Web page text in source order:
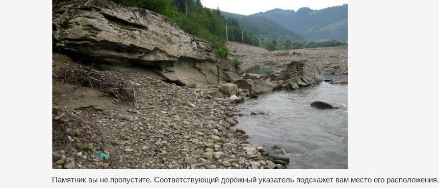
Памятник вы не пропустите. Соответствующий дорожный указатель подскажет вам место его расположения.